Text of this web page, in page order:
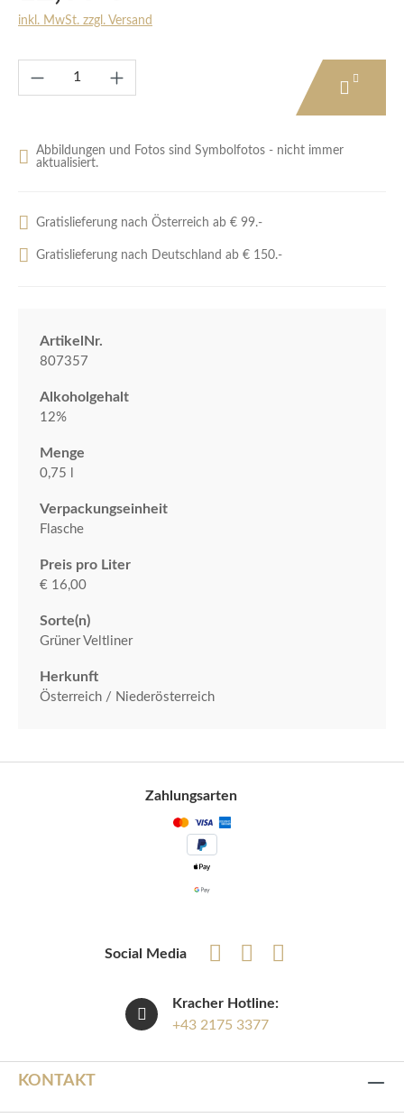
inkl. MwSt. zzgl. Versand
Produkt Anzahl: Gib den gewünschten
Abbildungen und Fotos sind Symbolfotos - nicht immer
aktualisiert.
Gratislieferung nach Österreich ab € 99.-
Gratislieferung nach Deutschland ab € 150.-
ArtikelNr.
807357
Alkoholgehalt
12%
Menge
0,75 l
Verpackungseinheit
Flasche
Preis pro Liter
€ 16,00
Sorte(n)
Grüner Veltliner
Herkunft
Österreich / Niederösterreich
Zahlungsarten
Social Media
Kracher Hotline:
+43 2175 3377
KONTAKT